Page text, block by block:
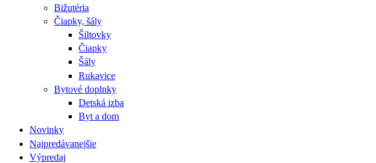
Bižutéria
Čiapky, šály
Šiltovky
Čiapky
Šály
Rukavice
Bytové doplnky
Detská izba
Byt a dom
Novinky
Najpredávanejšie
Výpredaj